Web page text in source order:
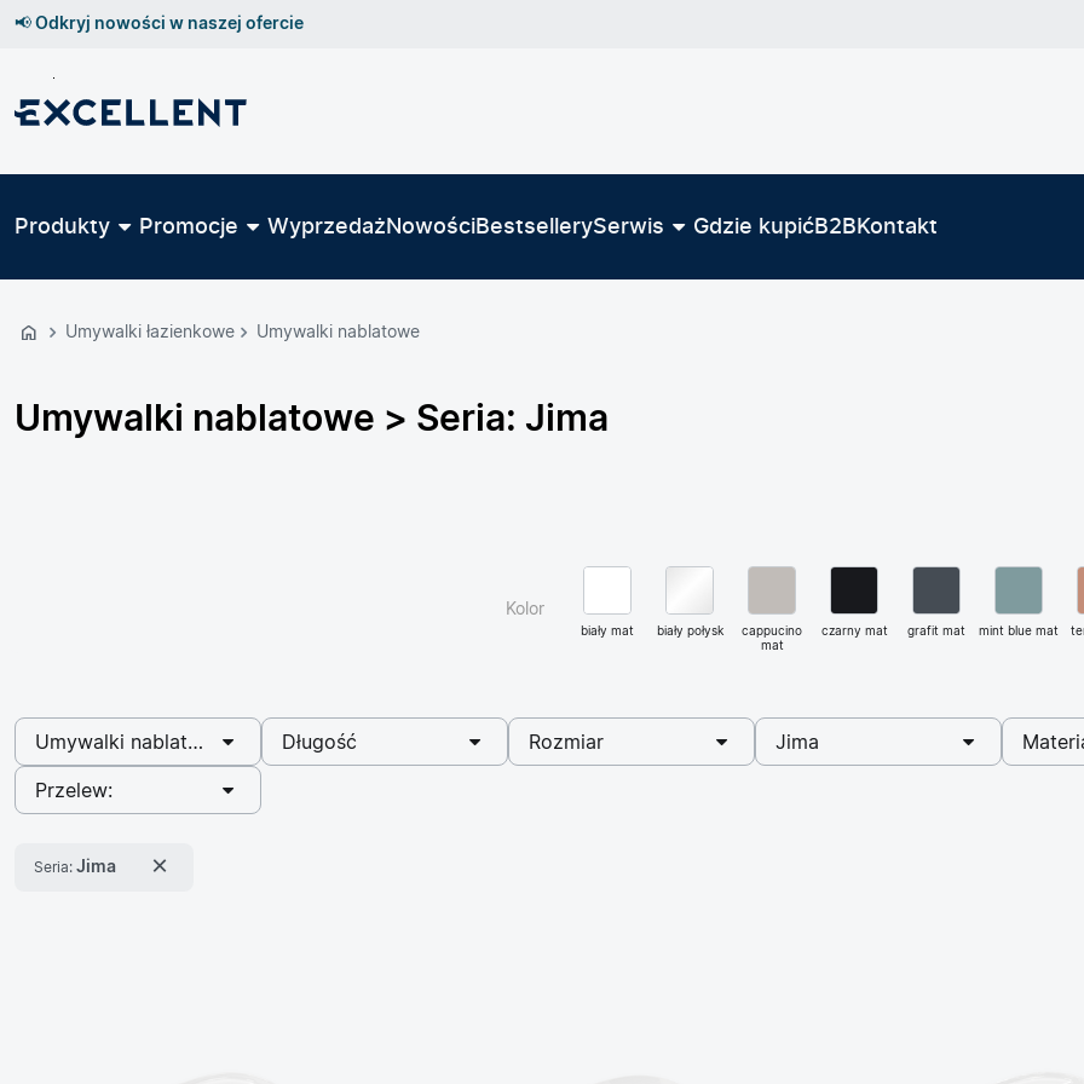
Przejdź
GŁÓWNEJ
MENU
WYSZUKIWARKI
📢 Odkryj nowości w naszej ofercie
Produkty Promocje Wyprzedaż NowościBestsellerySerwis Gdzie kupićB2B Kontakt
Umywalki łazienkowe Umywalki nablatowe
Umywalki nablatowe > Seria: Jima
Kolor
biały mat biały połysk
cappucino
mat
czarny mat grafit mat mint blue mat
wybrano
Umywalki nablatowe Długość wybrano
Rozmiar wybrano
Jima
wybrano
Przelew:
Seria: Jima ×